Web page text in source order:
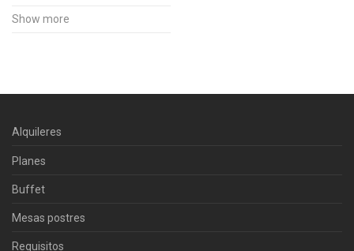
Show more
Alquileres
Planes
Buffet
Mesas postres
Requisitos